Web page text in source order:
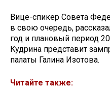
Вице-спикер Совета
в свою очередь,
год и плановый период
Кудрина представит
палаты Галина Изотова.
Читайте также: